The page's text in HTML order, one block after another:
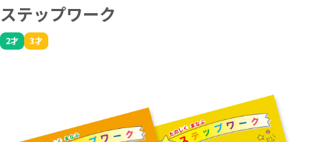
ステップワーク
2才 3才